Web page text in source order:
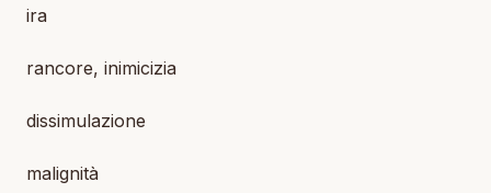
ira
rancore, inimicizia
dissimulazione
malignità